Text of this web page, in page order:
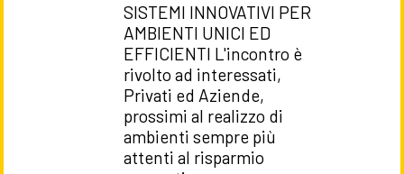
SISTEMI INNOVATIVI PER
AMBIENTI UNICI ED
EFFICIENTI L'incontro è
rivolto ad interessati,
Privati ed Aziende,
prossimi al realizzo di
ambienti sempre più
attenti al risparmio